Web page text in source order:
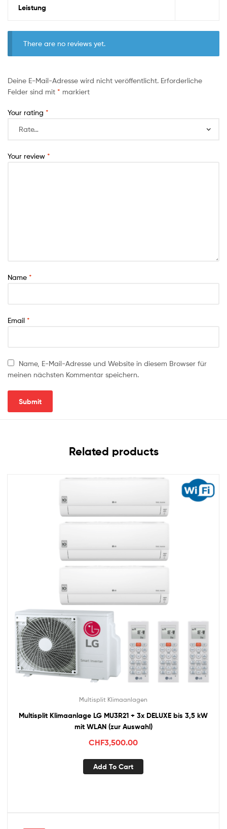
Leistung
There are no reviews yet.
Deine E-Mail-Adresse wird nicht veröffentlicht. Erforderliche
Felder sind mit * markiert
Your rating *
Your review *
Name *
Email *
Name, E-Mail-Adresse und Website in diesem Browser für
meinen nächsten Kommentar speichern.
Related products
Multisplit Klimaanlagen
Multisplit Klimaanlage LG MU3R21 + 3x DELUXE bis 3,5 kW
mit WLAN (zur Auswahl)
CHF3,500.00
Add To Cart